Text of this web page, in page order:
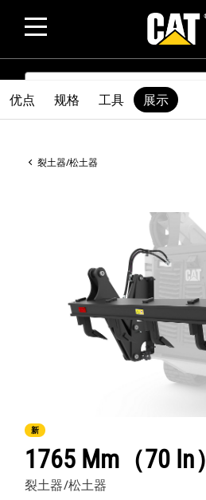
SEARCH
裂土器/松土器
新
1765 Mm（70 In）
裂土器/松土器
优点 规格 工具 展示